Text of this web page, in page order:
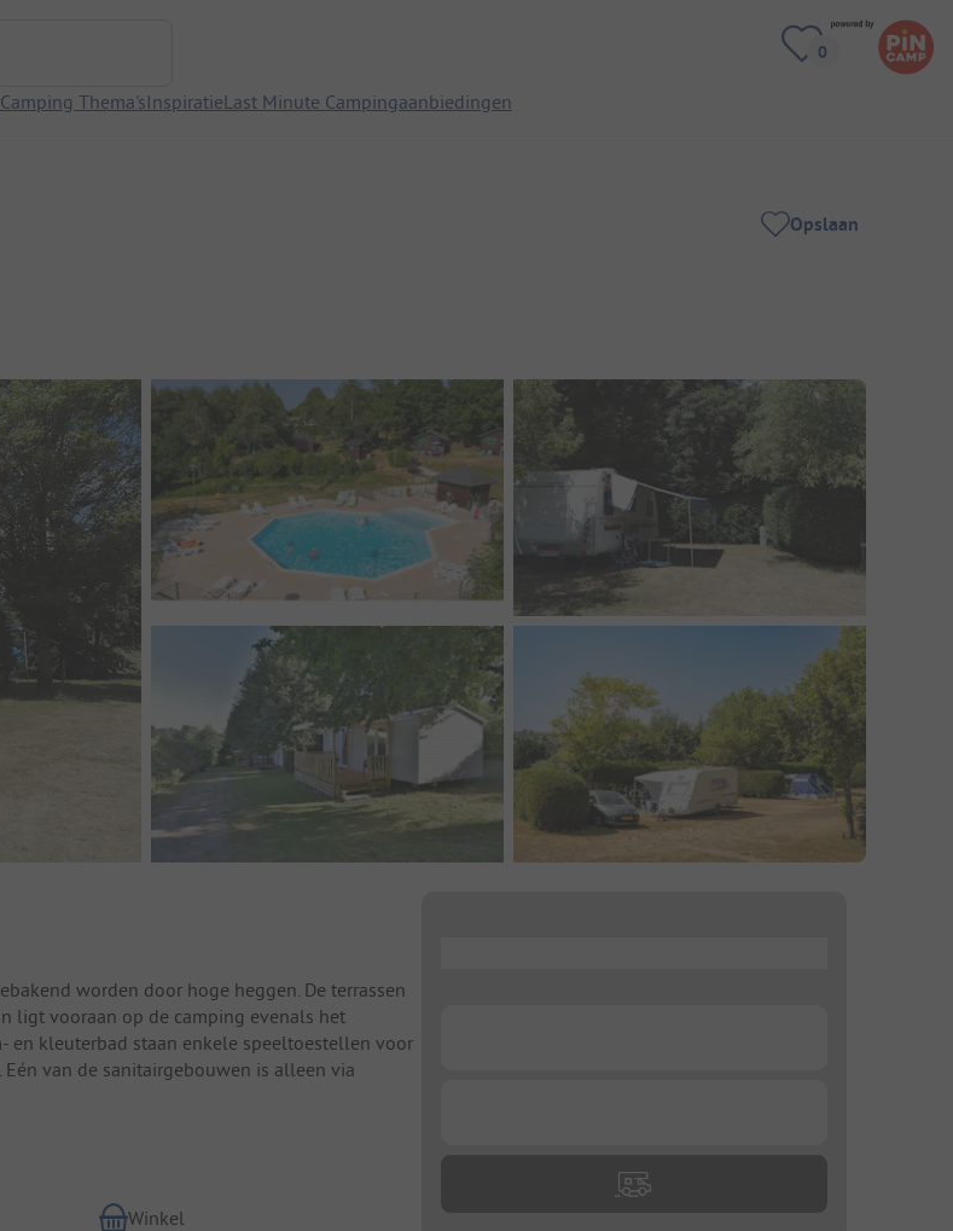
Camping Thema'sInspiratieLast Minute Campingaanbiedingen
Opslaan
worden door hoge heggen. De terrassen
ligt vooraan op de camping evenals het
en kleuterbad staan enkele speeltoestellen voor
van de sanitairgebouwen is alleen via
Winkel